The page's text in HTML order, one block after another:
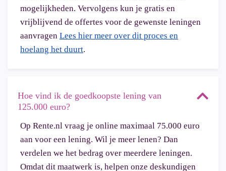
mogelijkheden. Vervolgens kun je gratis en
vrijblijvend de offertes voor de gewenste leningen
aanvragen Lees hier meer over dit proces en
hoelang het duurt.
Hoe vind ik de goedkoopste lening van
125.000 euro?
Op Rente.nl vraag je online maximaal 75.000 euro
aan voor een lening. Wil je meer lenen? Dan
verdelen we het bedrag over meerdere leningen.
Omdat dit maatwerk is, helpen onze deskundigen